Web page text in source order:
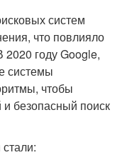
систем
что повлияло
году Google,
системы
чтобы
и безопасный поиск